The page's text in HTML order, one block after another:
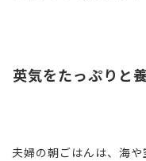
英気をたっぷりと
夫婦の朝ごはんは、海